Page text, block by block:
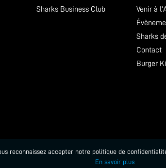
Sharks Business Club
Venir à
Sharks
Contact
Burger
reconnaissez accepter notre politique de
En savoir plus